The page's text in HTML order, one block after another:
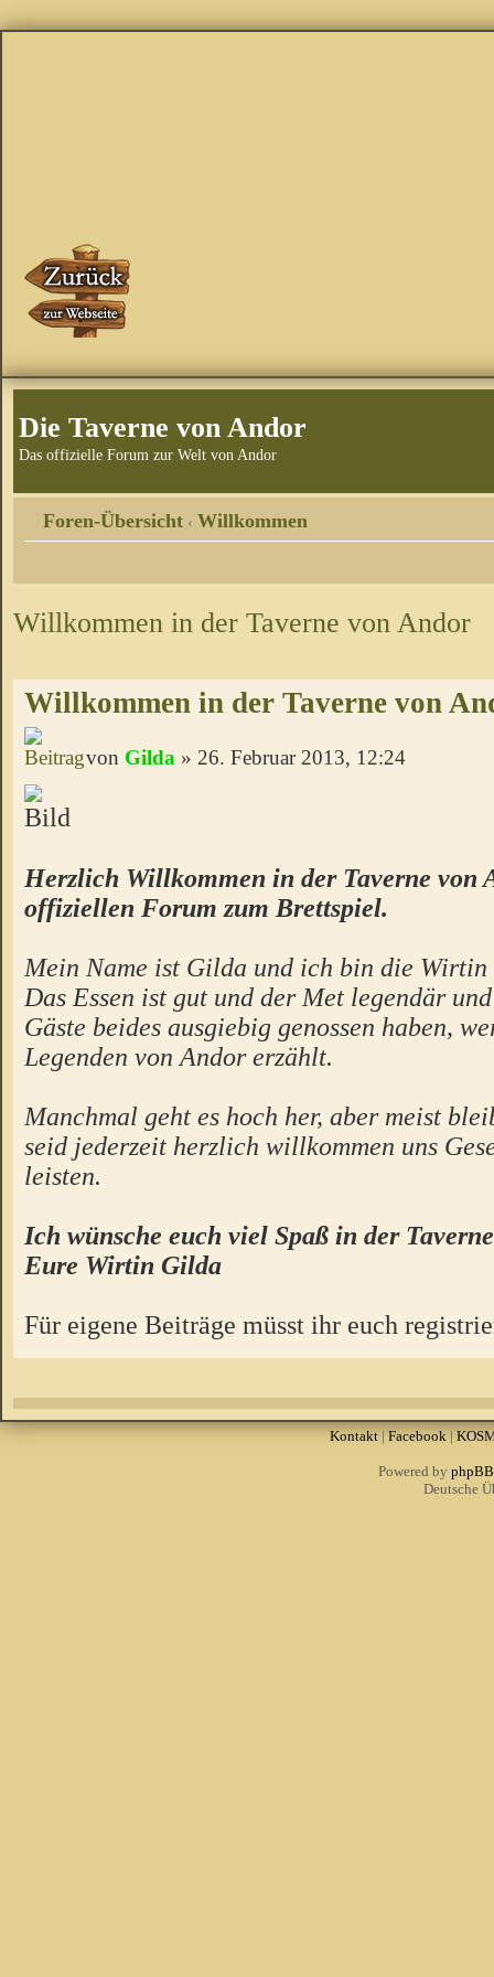
Die Taverne von Andor
Das offizielle Forum zur Welt von Andor
Foren-Übersicht ‹ Willkommen
Willkommen in der Taverne von Andor
Willkommen in der Taverne von
von Gilda » 26. Februar 2013, 12:24
Herzlich Willkommen in der Taverne von
offiziellen Forum zum Brettspiel.
Mein Name ist Gilda und ich bin die Wirtin
Das Essen ist gut und der Met legendär
Gäste beides ausgiebig genossen haben,
Legenden von Andor erzählt.
Manchmal geht es hoch her, aber meist
seid jederzeit herzlich willkommen uns
leisten.
Ich wünsche euch viel Spaß in der
Eure Wirtin Gilda
Für eigene Beiträge müsst ihr euch
Kontakt| Facebook |
Powered by phpBB
Deutsche